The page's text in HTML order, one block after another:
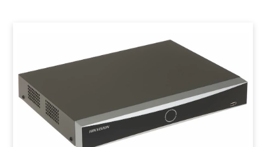
mang đến cho quý vị những giải pháp an ninh hiệu
quả, đáng tin cậy và tiết kiệm chi phí.
Camera của Hikvision được biết đến là một trong
những thương hiệu hàng đầu thế giới về giải pháp an
ninh video. Với các tính năng và công nghệ tiên tiến,
camera Hikvision không chỉchắc chắn
chất lượng hình
ảnh sắc nét mà còn đem đến sự tin cậy và an toàn cho
dự án của quý vị.